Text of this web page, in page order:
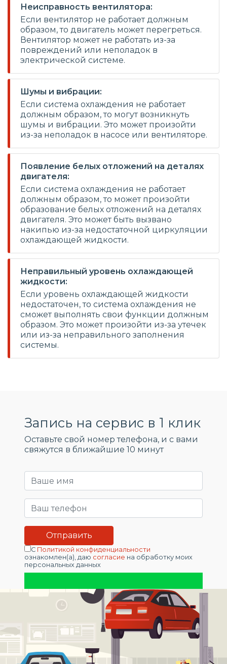
Неисправность вентилятора:
Если вентилятор не работает должным
образом, то двигатель может перегреться.
Вентилятор может не работать из-за
повреждений или неполадок в
электрической системе.
Шумы и вибрации:
Если система охлаждения не работает
должным образом, то могут возникнуть
шумы и вибрации. Это может произойти
из-за неполадок в насосе или вентиляторе.
Появление белых отложений на деталях
двигателя:
Если система охлаждения не работает
должным образом, то может произойти
образование белых отложений на деталях
двигателя. Это может быть вызвано
накипью из-за недостаточной циркуляции
охлаждающей жидкости.
Неправильный уровень охлаждающей
жидкости:
Если уровень охлаждающей жидкости
недостаточен, то система охлаждения не
сможет выполнять свои функции должным
образом. Это может произойти из-за утечек
или из-за неправильного заполнения
системы.
Запись на сервис в 1 клик
Оставьте свой номер телефона, и c вами
свяжутся в ближайшие 10 минут
С Политикой конфиденциальности
ознакомлен(а), даю согласие на обработку моих
персональных данных